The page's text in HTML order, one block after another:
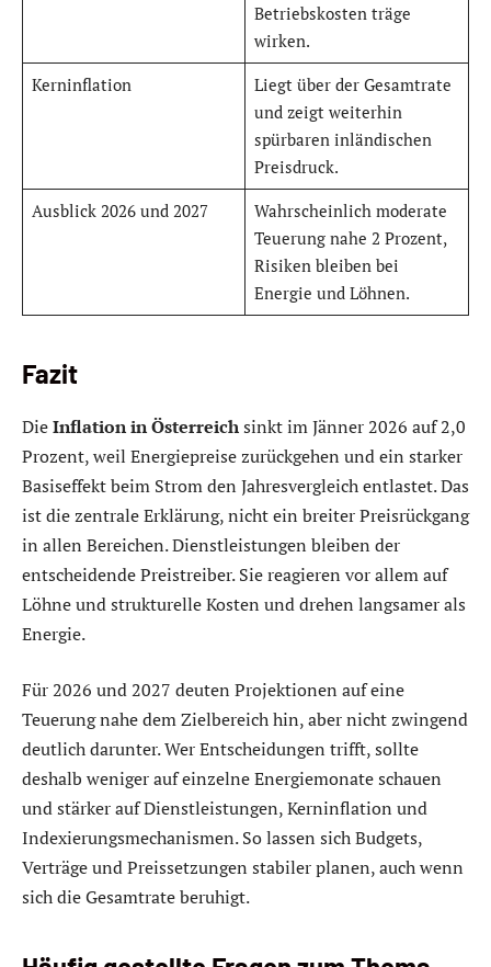
Betriebskosten träge
wirken.
Kerninflation
Liegt über der Gesamtrate
und zeigt weiterhin
spürbaren inländischen
Preisdruck.
Ausblick 2026 und 2027
Wahrscheinlich moderate
Teuerung nahe 2 Prozent,
Risiken bleiben bei
Energie und Löhnen.
Fazit
DieInflation in Österreichsinkt im Jänner 2026 auf 2,0
Prozent, weil Energiepreise zurückgehen und ein starker
Basiseffekt beim Strom den Jahresvergleich entlastet. Das
ist die zentrale Erklärung, nicht ein breiter Preisrückgang
in allen Bereichen. Dienstleistungen bleiben der
entscheidende Preistreiber. Sie reagieren vor allem auf
Löhne und strukturelle Kosten und drehen langsamer als
Energie.
Für 2026 und 2027 deuten Projektionen auf eine
Teuerung nahe dem Zielbereich hin, aber nicht zwingend
deutlich darunter. Wer Entscheidungen trifft, sollte
deshalb weniger auf einzelne Energiemonate schauen
und stärker auf Dienstleistungen, Kerninflation und
Indexierungsmechanismen. So lassen sich Budgets,
Verträge und Preissetzungen stabiler planen, auch wenn
sich die Gesamtrate beruhigt.